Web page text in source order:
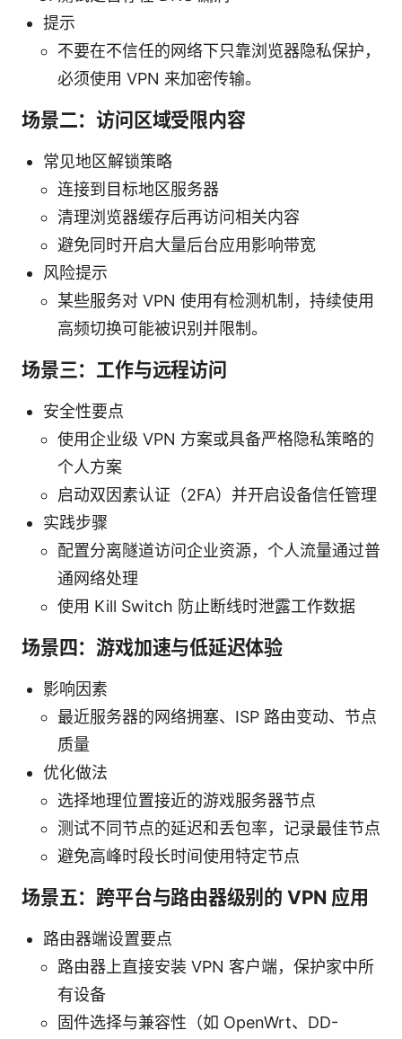
提示
不要在不信任的网络下只靠浏览器隐私保护，
必须使用 VPN 来加密传输。
场景二：访问区域受限内容
常见地区解锁策略
连接到目标地区服务器
清理浏览器缓存后再访问相关内容
避免同时开启大量后台应用影响带宽
风险提示
某些服务对 VPN 使用有检测机制，持续使用
高频切换可能被识别并限制。
场景三：工作与远程访问
安全性要点
使用企业级 VPN 方案或具备严格隐私策略的
个人方案
启动双因素认证（2FA）并开启设备信任管理
实践步骤
配置分离隧道访问企业资源，个人流量通过普
通网络处理
使用 Kill Switch 防止断线时泄露工作数据
场景四：游戏加速与低延迟体验
影响因素
最近服务器的网络拥塞、ISP 路由变动、节点
质量
优化做法
选择地理位置接近的游戏服务器节点
测试不同节点的延迟和丢包率，记录最佳节点
避免高峰时段长时间使用特定节点
场景五：跨平台与路由器级别的 VPN 应用
路由器端设置要点
路由器上直接安装 VPN 客户端，保护家中所
有设备
固件选择与兼容性（如 OpenWrt、DD-